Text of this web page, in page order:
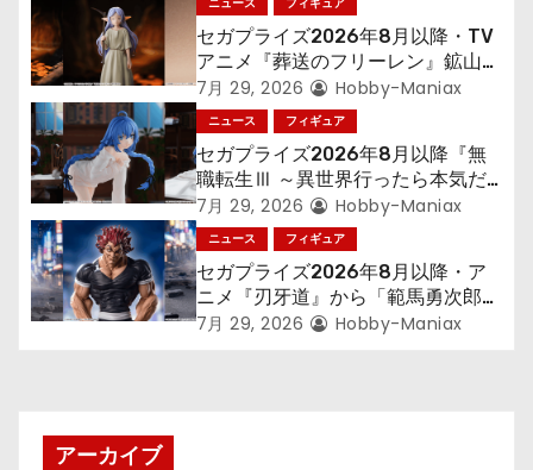
シ
ョ
ン
セガプライズ2026年8月以降・TV
アニメ『葬送のフリーレン』鉱山で
300年働くことになっっちゃった
「フリーレン」を立体化！
7月 29, 2026 Hobby-Maniax
ニュース フィギュア
セガプライズ2026年8月以降『無
職転生Ⅲ ～異世界行ったら本気だ
す～』から「ロキシー」のフィギュ
アが登場！
7月 29, 2026 Hobby-Maniax
ニュース フィギュア
セガプライズ2026年8月以降・ア
ニメ『刃牙道』から「範馬勇次郎」
が登場ッッ!!
7月 29, 2026 Hobby-Maniax
アーカイブ